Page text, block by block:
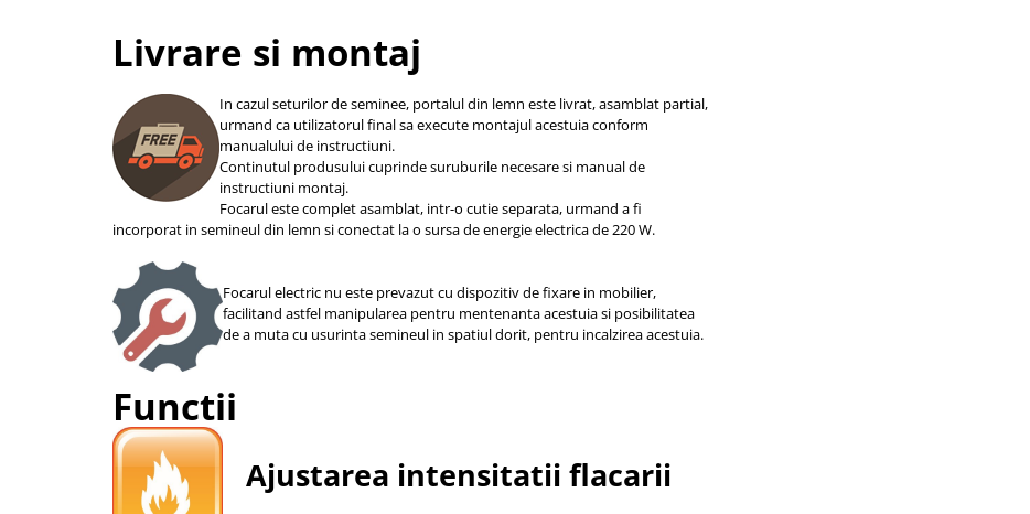
Livrare si montaj
In cazul seturilor de seminee, portalul din lemn este livrat, asamblat partial,
urmand ca utilizatorul final sa execute montajul acestuia conform
manualului de instructiuni.
Continutul produsului cuprinde suruburile necesare si manual de
instructiuni montaj.
Focarul este complet asamblat, intr-o cutie separata, urmand a fi
incorporat in semineul din lemn si conectat la o sursa de energie electrica de 220 W.
Focarul electric nu este prevazut cu dispozitiv de fixare in mobilier,
facilitand astfel manipularea pentru mentenanta acestuia si posibilitatea
de a muta cu usurinta semineul in spatiul dorit, pentru incalzirea acestuia.
Functii
Ajustarea intensitatii flacarii